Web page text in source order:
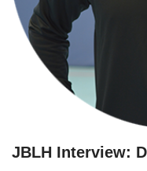
JBLH Interview: